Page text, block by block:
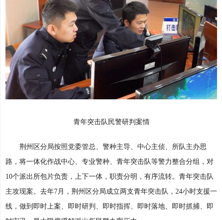
青年突击队民警研判案情
荆州区分局按照党委管总、警种主导、中心主侦、所队主办思
路，将一体化作战中心、专业警种、青年突击队等警力整合分组，对
10个派出所包片负责，上下一体，职责分明，有序流转。青年突击队
主攻现案。去年7月，荆州区分局成立两支青年突击队，24小时支援一
线，做到即时上案、即时研判、即时指挥、即时落地、即时抓捕、即